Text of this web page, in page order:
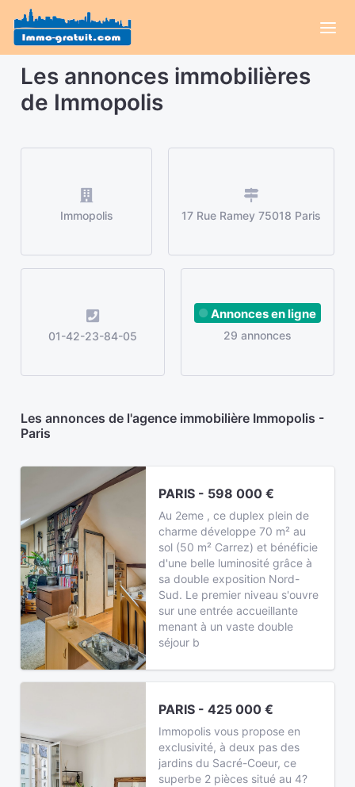
Les annonces immobilières
de Immopolis
Immopolis 17 Rue Ramey 75018 Paris
01-42-23-84-05
Annonces en ligne
29 annonces
Les annonces de l'agence immobilière Immopolis -
Paris
PARIS - 598 000 €
Au 2eme , ce duplex plein de
charme développe 70 m² au
sol (50 m² Carrez) et bénéficie
d'une belle luminosité grâce à
sa double exposition Nord-
Sud. Le premier niveau s'ouvre
sur une entrée accueillante
menant à un vaste double
séjour b
PARIS - 425 000 €
Immopolis vous propose en
exclusivité, à deux pas des
jardins du Sacré-Coeur, ce
superbe 2 pièces situé au 4?